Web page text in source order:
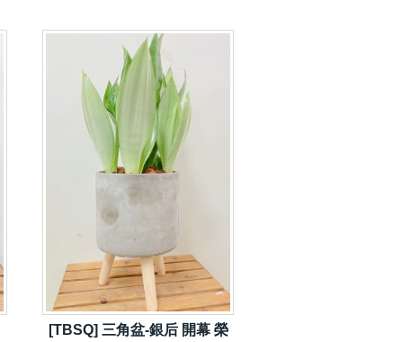
[TBSQ] 三角盆-銀后 開幕 榮